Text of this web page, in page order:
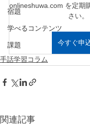
宿題
学べるコンテンツ
課題
onlineshuwa.com を定期
さい。
今すぐ申
手話学習コラム
関連記事